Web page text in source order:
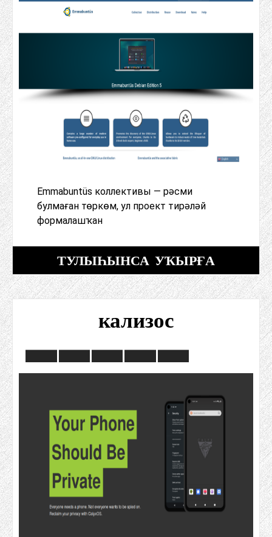
Emmabuntüs коллективы — рәсми
булмаған төркөм, ул проект тирәләй
формалашҡан
ТУЛЫҺЫНСА УҠЫРҒА
кализос